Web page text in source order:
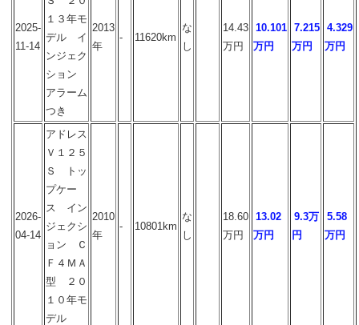
2025-
11-14
１３年モ
デル イ
ンジェク
ション
アラーム
つき
2013
年
- 11620km
な
し
14.43
万円
10.101
万円
7.215
万円
4.329
万円
2026-
04-14
アドレス
Ｖ１２５
Ｓ トッ
プケー
ス イン
ジェクシ
ョン Ｃ
Ｆ４ＭＡ
型 ２０
１０年モ
デル
2010
年
- 10801km
な
し
18.60
万円
13.02
万円
9.3万
円
5.58
万円